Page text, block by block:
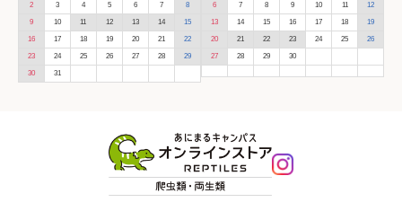
2 3 4 5 6 7 8
9 10 11 12 13 14 15
16 17 18 19 20 21 22
23 24 25 26 27 28 29
30 31
6 7 8 9 10 11 12
13 14 15 16 17 18 19
20 21 22 23 24 25 26
27 28 29 30